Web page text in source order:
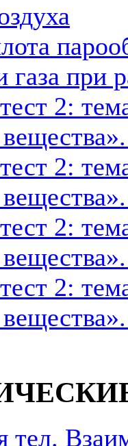
газа при
2:
2:
2:
2:
тел.